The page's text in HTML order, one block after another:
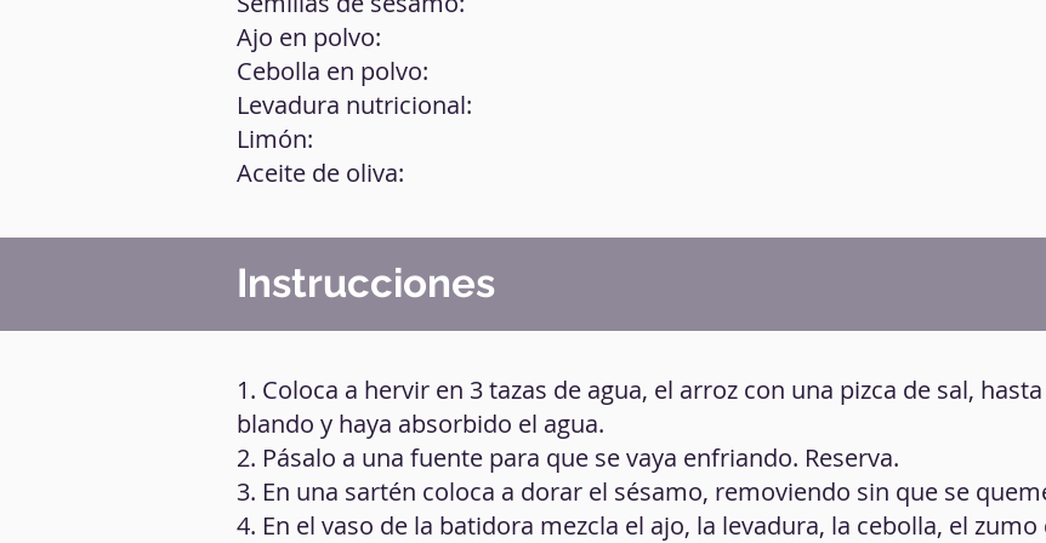
Ajo en polvo:
Cebolla en polvo:
Levadura nutricional:
Limón:
Aceite de oliva:
Instrucciones
1. Coloca a hervir en 3 tazas de agua, el arroz con una pizca de sal,
blando y haya absorbido el agua.
2. Pásalo a una fuente para que se vaya enfriando. Reserva.
3. En una sartén coloca a dorar el sésamo, removiendo sin que se
4. En el vaso de la batidora mezcla el ajo, la levadura, la cebolla, el